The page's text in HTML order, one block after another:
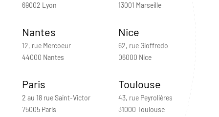
69002 Lyon
13001 Marseille
Nantes
12, rue Mercoeur
44000 Nantes
Nice
62, rue Gioffredo
06000 Nice
Paris
2 au 18 rue Saint-Victor
75005 Paris
Toulouse
43, rue Peyrolières
31000 Toulouse